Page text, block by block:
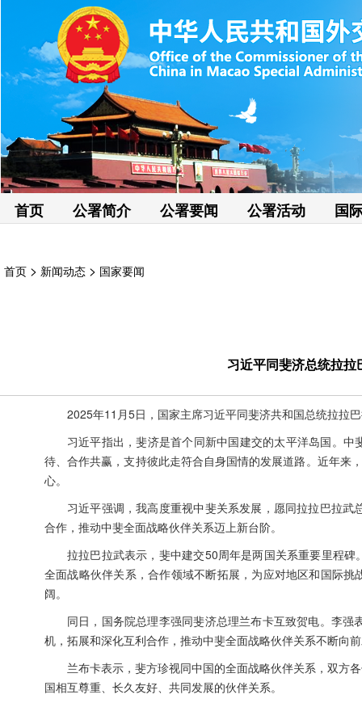
首页 公署简介 公署要闻 公署活动 国
首页 > 新闻动态 > 国家要闻
习近平同斐济总统拉
2025年11月5日，国家主席习近平同斐济共和国总统拉拉
习近平指出，斐济是首个同新中国建交的太平洋岛国。
待、合作共赢，支持彼此走符合自身国情的发展道路。近年来
心。
习近平强调，我高度重视中斐关系发展，愿同拉拉巴拉
合作，推动中斐全面战略伙伴关系迈上新台阶。
拉拉巴拉武表示，斐中建交50周年是两国关系重要里程
全面战略伙伴关系，合作领域不断拓展，为应对地区和国际
阔。
同日，国务院总理李强同斐济总理兰布卡互致贺电。李
机，拓展和深化互利合作，推动中斐全面战略伙伴关系不断向
兰布卡表示，斐方珍视同中国的全面战略伙伴关系，双方
国相互尊重、长久友好、共同发展的伙伴关系。